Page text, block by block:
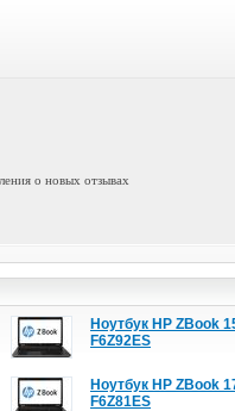
о новых отзывах
Ноутбук HP ZBook
F6Z92ES
Ноутбук HP ZBook
F6Z81ES